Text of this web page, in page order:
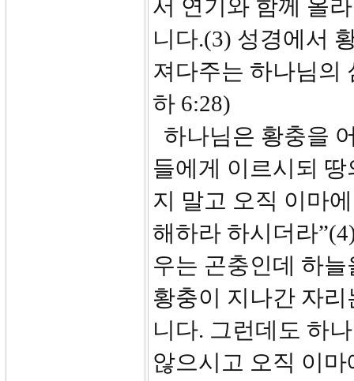
서 연기와 함께 올
니다.(3) 성경에서
져다주는 하나님의
하 6:28)
하나님은 황충을
들에게 이르시되
지 말고 오직 이마
해하라 하시더라
우는 곤충인데 하
황충이 지나간 자
니다. 그런데도 하
않으시고 오직 이